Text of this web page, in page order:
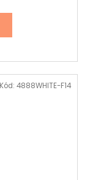
Kód: 4888WHITE-F14